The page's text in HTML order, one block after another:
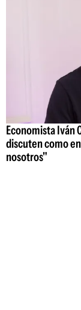
Economista Iván
discuten como
nosotros"